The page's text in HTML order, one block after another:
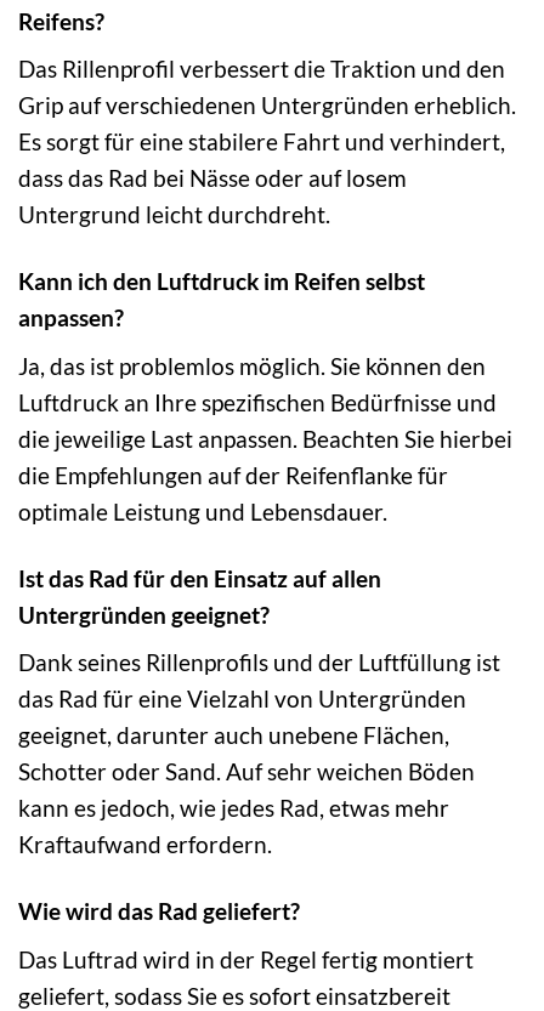
Reifens?
Das Rillenprofil verbessert die Traktion und den
Grip auf verschiedenen Untergründen erheblich.
Es sorgt für eine stabilere Fahrt und verhindert,
dass das Rad bei Nässe oder auf losem
Untergrund leicht durchdreht.
Kann ich den Luftdruck im Reifen selbst
anpassen?
Ja, das ist problemlos möglich. Sie können den
Luftdruck an Ihre spezifischen Bedürfnisse und
die jeweilige Last anpassen. Beachten Sie hierbei
die Empfehlungen auf der Reifenflanke für
optimale Leistung und Lebensdauer.
Ist das Rad für den Einsatz auf allen
Untergründen geeignet?
Dank seines Rillenprofils und der Luftfüllung ist
das Rad für eine Vielzahl von Untergründen
geeignet, darunter auch unebene Flächen,
Schotter oder Sand. Auf sehr weichen Böden
kann es jedoch, wie jedes Rad, etwas mehr
Kraftaufwand erfordern.
Wie wird das Rad geliefert?
Das Luftrad wird in der Regel fertig montiert
geliefert, sodass Sie es sofort einsatzbereit